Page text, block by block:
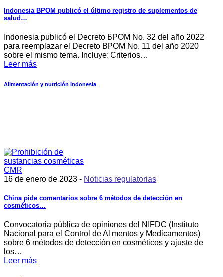
Indonesia BPOM publicó el último registro de suplementos de
salud…
Indonesia publicó el Decreto BPOM No. 32 del año 2022
para reemplazar el Decreto BPOM No. 11 del año 2020
sobre el mismo tema. Incluye: Criterios…
Leer más
Alimentación y nutrición Indonesia
16 de enero de 2023 - Noticias regulatorias
China pide comentarios sobre 6 métodos de detección en
cosméticos…
Convocatoria pública de opiniones del NIFDC (Instituto
Nacional para el Control de Alimentos y Medicamentos)
sobre 6 métodos de detección en cosméticos y ajuste de
los…
Leer más